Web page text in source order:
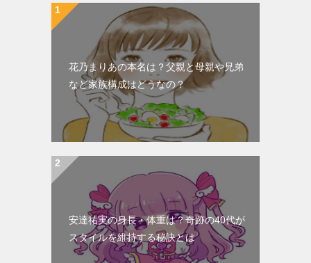
花乃まりあの本名は？父親と母親や兄弟
など家族構成はどうなの？
安達祐実の身長・体重は？奇跡の40代が
スタイルを維持する秘訣とは